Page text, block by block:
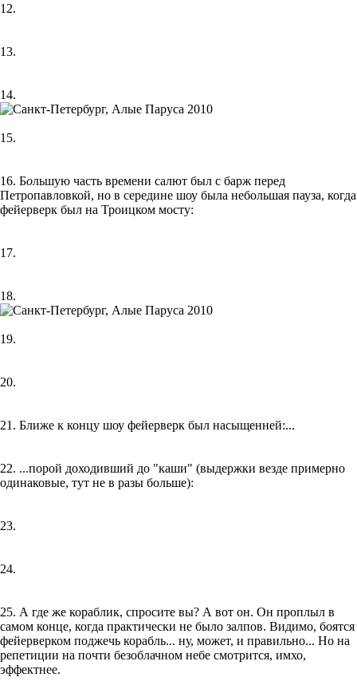
12.
13.
14.
15.
16. Большую часть времени салют был с барж перед
Петропавловкой, но в середине шоу была небольшая пауза, когда
фейерверк был на Троицком мосту:
17.
18.
19.
20.
21. Ближе к концу шоу фейерверк был насыщенней:...
22. ...порой доходивший до "каши" (выдержки везде примерно
одинаковые, тут не в разы больше):
23.
24.
25. А где же кораблик, спросите вы? А вот он. Он проплыл в
самом конце, когда практически не было залпов. Видимо, боятся
фейерверком поджечь корабль... ну, может, и правильно... Но на
репетиции на почти безоблачном небе смотрится, имхо,
эффектнее.